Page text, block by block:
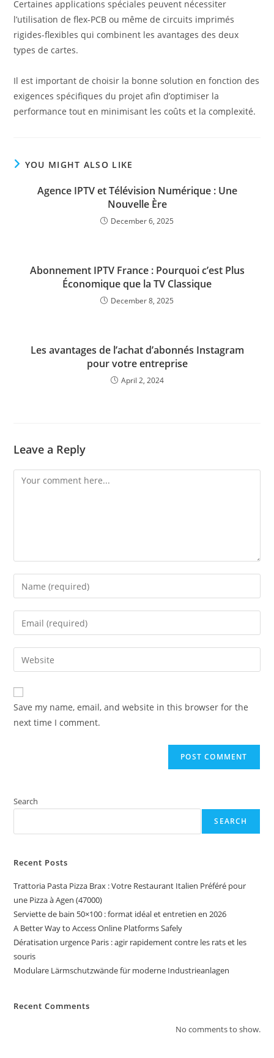
Certaines applications spéciales peuvent nécessiter
l’utilisation de flex-PCB ou même de circuits imprimés
rigides-flexibles qui combinent les avantages des deux
types de cartes.
Il est important de choisir la bonne solution en fonction des
exigences spécifiques du projet afin d’optimiser la
performance tout en minimisant les coûts et la complexité.
YOU MIGHT ALSO LIKE
Agence IPTV et Télévision Numérique : Une
Nouvelle Ère
December 6, 2025
Abonnement IPTV France : Pourquoi c’est Plus
Économique que la TV Classique
December 8, 2025
Les avantages de l’achat d’abonnés Instagram
pour votre entreprise
April 2, 2024
Leave a Reply
Comment
Enter
your
name
comment
Enter
your
email
address
comment
Enter
your
website
URL
(optional)
Save my name, email, and website in this browser for the
next time I comment.
Search
SEARCH
Recent Posts
Trattoria Pasta Pizza Brax : Votre Restaurant Italien Préféré pour
une Pizza à Agen (47000)
Serviette de bain 50×100 : format idéal et entretien en 2026
A Better Way to Access Online Platforms Safely
Dératisation urgence Paris : agir rapidement contre les rats et les
souris
Modulare Lärmschutzwände für moderne Industrieanlagen
Recent Comments
No comments to show.